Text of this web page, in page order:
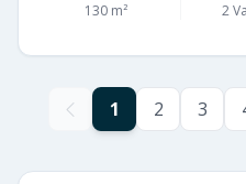
130 m² 2
1 2 3